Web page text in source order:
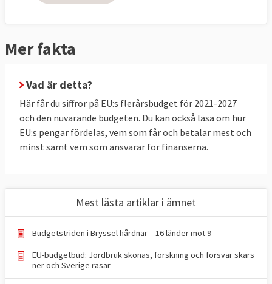
motsvarar 1,02 procent av EU-ländernas
BNP.
förslagtill nästa flerårsbudget för 2028 -
2034. Diskussionerna mellan EU-länderna
har startat och de väntas nå en
budgetuppgörelse under 2027.
ingår återbetalningen av lånen (168 miljarder
euro) till EU:s stora återhämtningsfond
efter coronapandemin. Storleken beror både
inflationen, återbetalning av coronofonden
och på att medlemsländerna har lagt till nya
prioriteringar som säkerhet och
Mer fakta
Vad är detta?
Här får du siffror på EU:s flerårsbudget för 2021-2027
och den nuvarande budgeten. Du kan också läsa om hur
EU:s pengar fördelas, vem som får och betalar mest och
minst samt vem som ansvarar för finanserna.
Mest lästa artiklar i ämnet
Budgetstriden i Bryssel hårdnar – 16 länder mot 9
EU-budgetbud: Jordbruk skonas, forskning och försvar skärs
ner och Sverige rasar